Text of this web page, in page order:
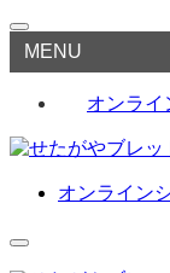
MENU
オンライ
オンライン